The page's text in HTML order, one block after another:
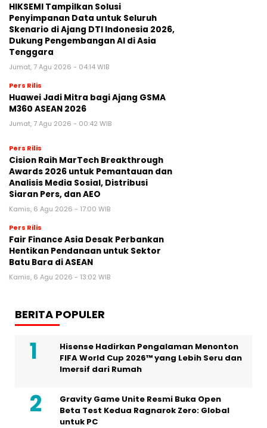
HIKSEMI Tampilkan Solusi
Penyimpanan Data untuk Seluruh
Skenario di Ajang DTI Indonesia 2026,
Dukung Pengembangan AI di Asia
Tenggara
Jumat, 7 Agu 2026 - 04:14 WIB
Pers Rilis
Huawei Jadi Mitra bagi Ajang GSMA
M360 ASEAN 2026
Jumat, 7 Agu 2026 - 00:42 WIB
Pers Rilis
Cision Raih MarTech Breakthrough
Awards 2026 untuk Pemantauan dan
Analisis Media Sosial, Distribusi
Siaran Pers, dan AEO
Kamis, 6 Agu 2026 - 17:00 WIB
Pers Rilis
Fair Finance Asia Desak Perbankan
Hentikan Pendanaan untuk Sektor
Batu Bara di ASEAN
Kamis, 6 Agu 2026 - 13:02 WIB
BERITA POPULER
Hisense Hadirkan Pengalaman Menonton
FIFA World Cup 2026™ yang Lebih Seru dan
Imersif dari Rumah
Gravity Game Unite Resmi Buka Open
Beta Test Kedua Ragnarok Zero: Global
untuk PC